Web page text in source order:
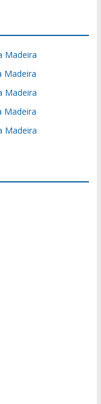
Madeira
Madeira
Madeira
Madeira
Madeira